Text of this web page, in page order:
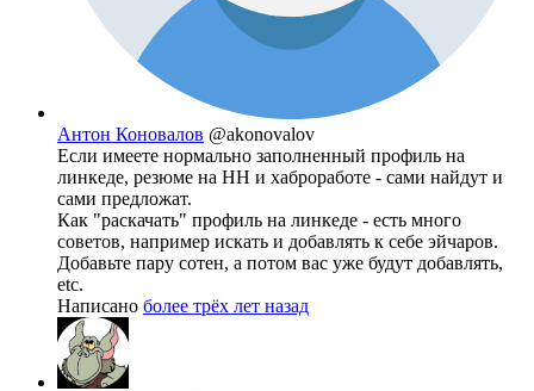
Антон Коновалов @akonovalov
Если имеете нормально заполненный профиль на
линкеде, резюме на HH и хаброработе - сами найдут и
сами предложат.
Как "раскачать" профиль на линкеде - есть много
советов, например искать и добавлять к себе эйчаров.
Добавьте пару сотен, а потом вас уже будут добавлять,
etc.
Написано более трёх лет назад